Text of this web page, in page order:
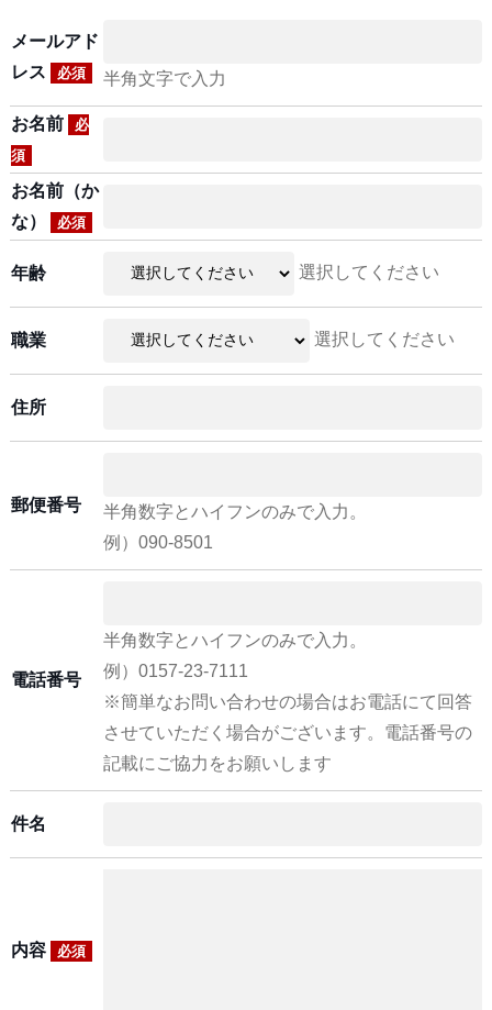
メールアド
レス
必須 半角文字で入力
お名前
必
須
お名前（か
な）
必須
年齢 選択してください
職業 選択してください
住所
郵便番号
半角数字とハイフンのみで入力。
例）090-8501
電話番号
半角数字とハイフンのみで入力。
例）0157-23-7111
※簡単なお問い合わせの場合はお電話にて回答
させていただく場合がございます。電話番号の
記載にご協力をお願いします
件名
内容 必須